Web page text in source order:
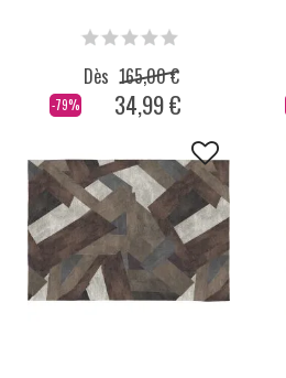
-79%
Dès 165,00 €
34,99 €